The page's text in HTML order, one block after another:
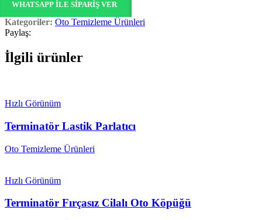
WHATSAPP ILE SIPARIŞ VER
Kategoriler: Oto Temizleme Ürünleri
Paylaş:
İlgili ürünler
Hızlı Görünüm
Terminatör Lastik Parlatıcı
Oto Temizleme Ürünleri
Hızlı Görünüm
Terminatör Fırçasız Cilalı Oto Köpüğü